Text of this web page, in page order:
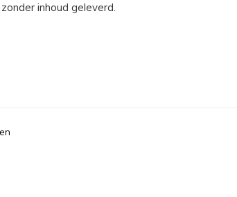
inhoud geleverd.